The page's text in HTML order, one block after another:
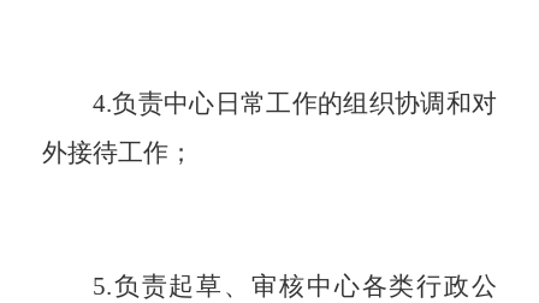
4.负责中心日常工作的组织协调和对
外接待工作；
5.负责起草、审核中心各类行政公